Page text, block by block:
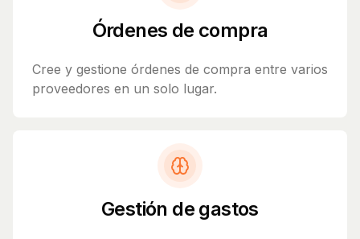
Órdenes de compra
Cree y gestione órdenes de compra entre varios
proveedores en un solo lugar.
Gestión de gastos